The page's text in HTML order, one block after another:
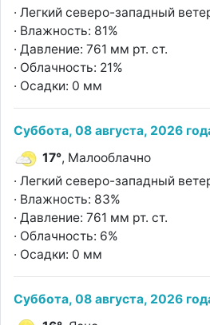
· Легкий северо-западный
· Влажность: 81%
· Давление: 761 мм рт. ст.
· Облачность: 21%
· Осадки: 0 мм
Суббота, 08 августа, 2026
17°, Малооблачно
· Легкий северо-западный
· Влажность: 83%
· Давление: 761 мм рт. ст.
· Облачность: 6%
· Осадки: 0 мм
Суббота, 08 августа, 2026